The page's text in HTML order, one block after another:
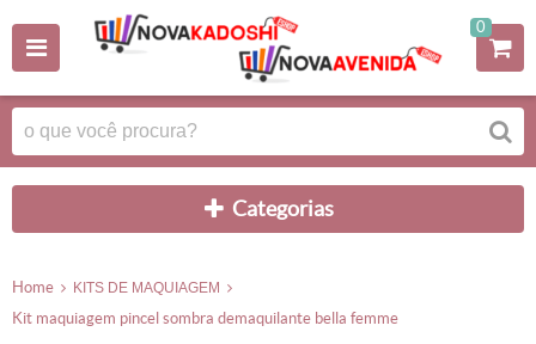
0
categorias
home KITS DE MAQUIAGEM
kit maquiagem pincel sombra demaquilante bella femme